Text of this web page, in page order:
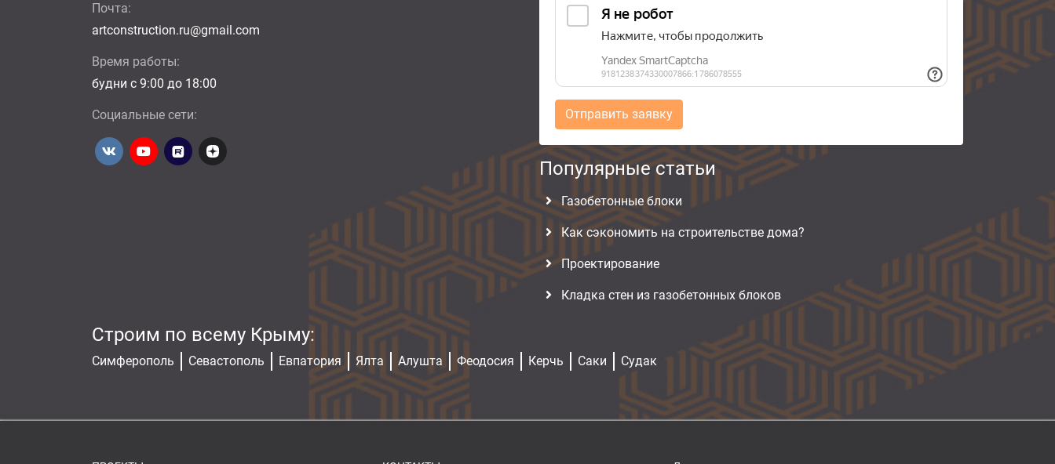
Почта:
artconstruction.ru@gmail.com
Время работы:
будни с 9:00 до 18:00
Социальные сети: Отправить заявку
Популярные статьи
Газобетонные блоки
Как сэкономить на строительстве дома?
Проектирование
Кладка стен из газобетонных блоков
Строим по всему Крыму:
Симферополь Севастополь Евпатория Ялта Алушта Феодосия Керчь Саки Судак